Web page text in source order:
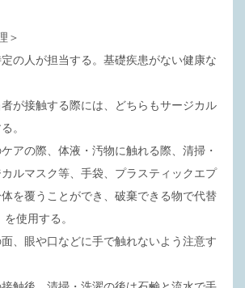
＞
定の人が担当する。基礎疾患がない健康な
者が接触する際には、どちらもサージカル
。
アの際、体液・汚物に触れる際、清掃・
ルマスク等、手袋、プラスティックエプ
を覆うことができ、破棄できる物で代替
使用する。
面、眼や口などに手で触れないよう注意す